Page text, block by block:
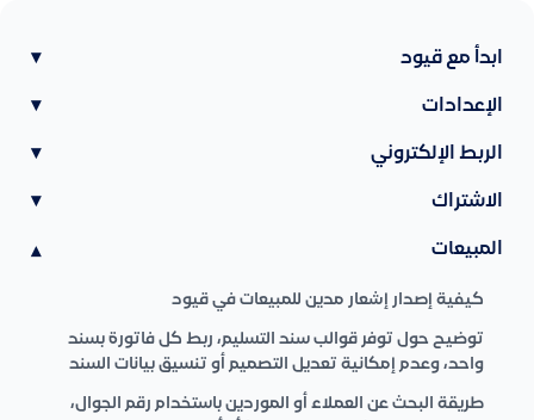
ابدأ مع قيود ▾
الإعدادات ▾
الربط الإلكتروني ▾
الاشتراك ▾
المبيعات ▾
كيفية إصدار إشعار مدين للمبيعات في قيود
توضيح حول توفر قوالب سند التسليم، ربط كل فاتورة بسند
واحد، وعدم إمكانية تعديل التصميم أو تنسيق بيانات السند
طريقة البحث عن العملاء أو الموردين باستخدام رقم الجوال،